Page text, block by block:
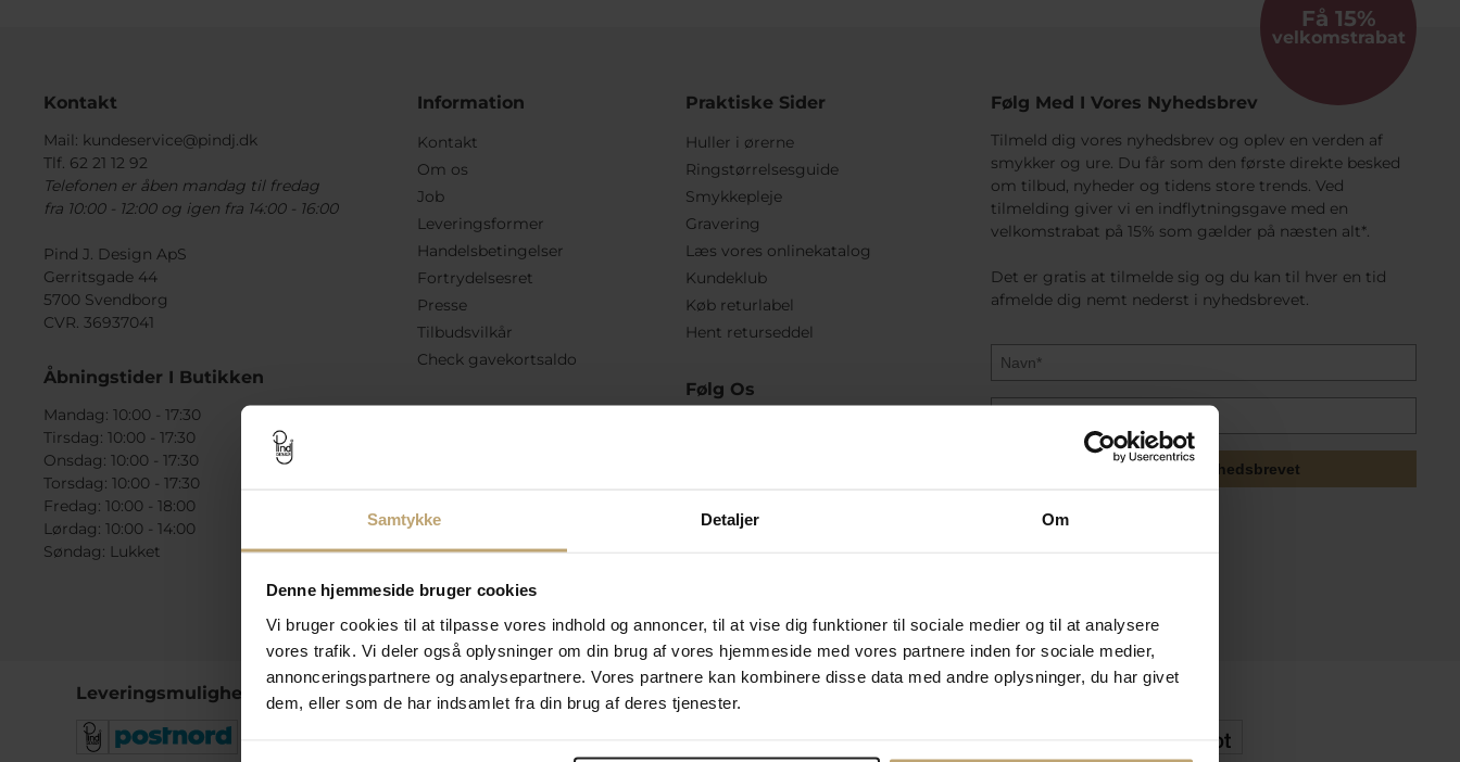
Samtykke Detaljer Om
Denne hjemmeside bruger cookies
Vi bruger cookies til at tilpasse vores indhold og annoncer, til at vise dig funktioner til sociale medier og til at analysere
vores trafik. Vi deler også oplysninger om din brug af vores hjemmeside med vores partnere inden for sociale medier,
annonceringspartnere og analysepartnere. Vores partnere kan kombinere disse data med andre oplysninger, du har givet
dem, eller som de har indsamlet fra din brug af deres tjenester.
Kontakt
Mail: kundeservice@pindj.dk
Tlf. 62 21 12 92
Telefonen er åben mandag til fredag
fra 10:00 - 12:00 og igen fra 14:00 - 16:00
Pind J. Design ApS
Gerritsgade 44
5700 Svendborg
CVR. 36937041
Åbningstider I Butikken
Mandag: 10:00 - 17:30
Tirsdag: 10:00 - 17:30
Onsdag: 10:00 - 17:30
Torsdag: 10:00 - 17:30
Fredag: 10:00 - 18:00
Lørdag: 10:00 - 14:00
Søndag: Lukket
Information
Kontakt
Om os
Job
Leveringsformer
Handelsbetingelser
Fortrydelsesret
Presse
Tilbudsvilkår
Check gavekortsaldo
Praktiske Sider
Huller i ørerne
Ringstørrelsesguide
Smykkepleje
Gravering
Læs vores onlinekatalog
Kundeklub
Køb returlabel
Hent returseddel
Følg Os
Få 15%
velkomstrabat
Følg Med I Vores Nyhedsbrev
Tilmeld dig vores nyhedsbrev og oplev en verden af
smykker og ure. Du får som den første direkte besked
om tilbud, nyheder og tidens store trends. Ved
tilmelding giver vi en indflytningsgave med en
velkomstrabat på 15% som gælder på næsten alt*.
Det er gratis at tilmelde sig og du kan til hver en tid
afmelde dig nemt nederst i nyhedsbrevet.
Tilmeld mig nyhedsbrevet
Leveringsmuligheder Betalingsmuligheder Sikker Og Tryg E-Handel